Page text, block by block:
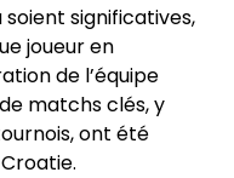
significatives,
joueur en
de l’équipe
matchs clés, y
ont été